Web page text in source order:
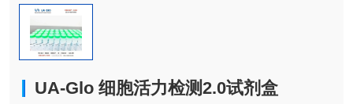
UA-Glo 细胞活力检测2.0试剂盒